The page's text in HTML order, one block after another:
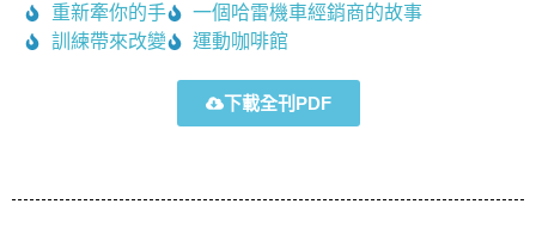
重新牽你的手
一個哈雷機車經銷商的故事
訓練帶來改變
運動咖啡館
下載全刊PDF